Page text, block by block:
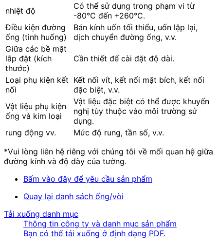
nhiệt độ
Có thể sử dụng trong phạm vi từ
-80°C đến +260°C.
Điều kiện đường
ống (tình huống)
Bán kính uốn tối thiểu, uốn lặp lại,
dịch chuyển đường ống, v.v.
Giữa các bề mặt
lắp đặt (kích
thước)
Cần thiết để cài đặt độ dài.
Loại phụ kiện kết
nối
Kết nối vít, kết nối mặt bích, kết nối
đặc biệt, v.v.
Vật liệu phụ kiện
ống và kim loại
Vật liệu đặc biệt có thể được khuyến
nghị tùy thuộc vào môi trường sử
dụng.
rung động vv.
Mức độ rung, tần số, v.v.
*Vui lòng liên hệ riêng với chúng tôi về mối quan hệ giữa
đường kính và độ dày của tường.
Bấm vào đây để yêu cầu sản phẩm
Quay lại danh sách ống/vòi
Tải xuống danh mục
Thông tin công ty và danh mục sản phẩm
Bạn có thể tải xuống ở định dạng PDF.